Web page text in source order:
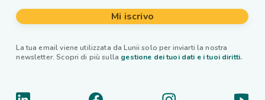
Mi iscrivo
La tua email viene utilizzata da Lunii solo per inviarti la nostra
newsletter. Scopri di più sulla gestione dei tuoi dati e i tuoi diritti.